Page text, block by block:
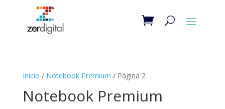
Inicio / Notebook Premium / Página 2
Notebook Premium